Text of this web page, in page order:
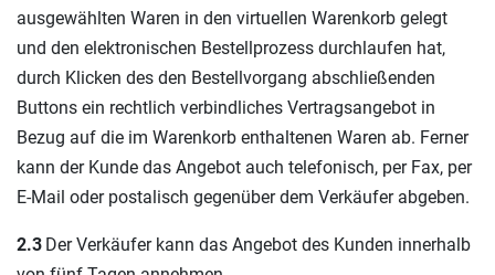
ausgewählten Waren in den virtuellen Warenkorb gelegt
und den elektronischen Bestellprozess durchlaufen hat,
durch Klicken des den Bestellvorgang abschließenden
Buttons ein rechtlich verbindliches Vertragsangebot in
Bezug auf die im Warenkorb enthaltenen Waren ab. Ferner
kann der Kunde das Angebot auch telefonisch, per Fax, per
E-Mail oder postalisch gegenüber dem Verkäufer abgeben.
2.3 Der Verkäufer kann das Angebot des Kunden innerhalb